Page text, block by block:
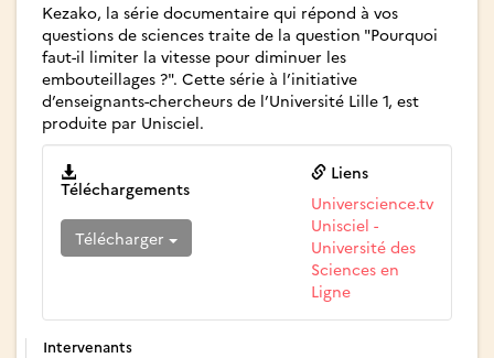
Kezako, la série documentaire qui répond à vos
questions de sciences traite de la question "Pourquoi
faut-il limiter la vitesse pour diminuer les
embouteillages ?". Cette série à l’initiative
d’enseignants-chercheurs de l’Université Lille 1, est
produite par Unisciel.
Téléchargements
Télécharger
Liens
Universcience.tv
Unisciel -
Université des
Sciences en
Ligne
Intervenants